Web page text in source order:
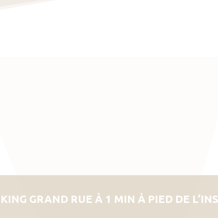
GRAND RUE À 1 MIN À PIED DE